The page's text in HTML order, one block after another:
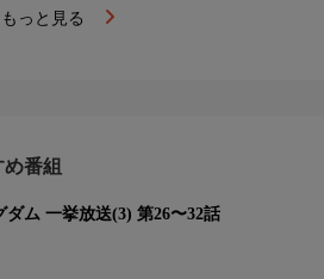
もっと見る
番組
ダム 一挙放送(3) 第26〜32話